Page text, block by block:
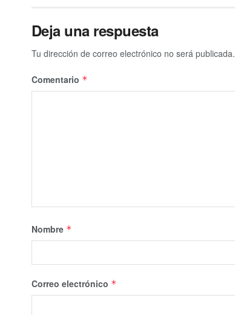
Deja una respuesta
Tu dirección de correo electrónico no será publicada.
Comentario *
Nombre *
Correo electrónico *